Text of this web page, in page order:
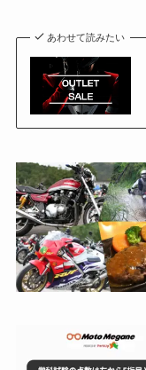
あわせて読みたい